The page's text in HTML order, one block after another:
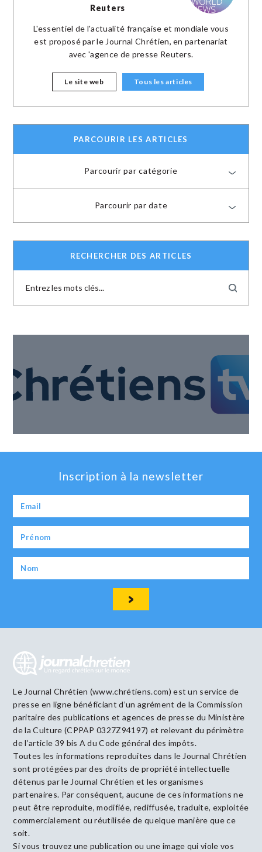
Reuters
L'essentiel de l'actualité française et mondiale vous
est proposé par le Journal Chrétien, en partenariat
avec 'agence de presse Reuters.
Le site web Tous les articles
PARCOURIR LES ARTICLES
Parcourir par catégorie
Parcourir par date
RECHERCHER DES ARTICLES
Inscription à la newsletter
Le Journal Chrétien (www.chrétiens.com) est un service de
presse en ligne bénéficiant d’un agrément de la Commission
paritaire des publications et agences de presse du Ministère
de la Culture (CPPAP 0327Z94197) et relevant du périmètre
de l’article 39 bis A du Code général des impôts.
Toutes les informations reproduites dans le Journal Chrétien
sont protégées par des droits de propriété intellectuelle
détenus par le Journal Chrétien et les organismes
partenaires. Par conséquent, aucune de ces informations ne
peut être reproduite, modifiée, rediffusée, traduite, exploitée
commercialement ou réutilisée de quelque manière que ce
soit.
Si vous trouvez une publication ou une image qui viole vos